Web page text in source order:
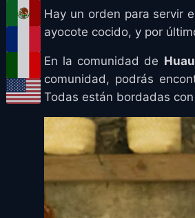
Hay un orden para servir
ayocote cocido, y por
En la comunidad de
comunidad, podrás
Todas están bordadas